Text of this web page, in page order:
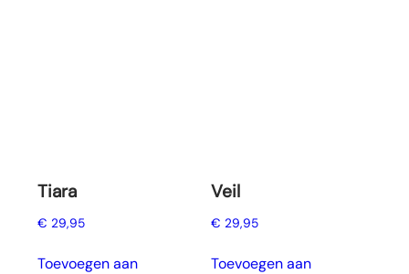
Tiara
€ 29,95
Toevoegen aan
Veil
€ 29,95
Toevoegen aan